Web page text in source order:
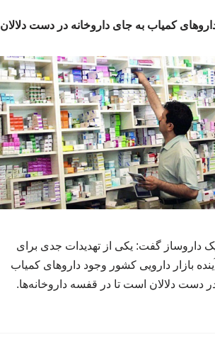
کمیاب به جای داروخانه در دست دلالان
داروساز گفت: یکی از تهدیدات جدی برای
آینده بازار دارویی کشور وجود داروهای کمیاب
دست دلالان است تا در قفسه داروخانه‌ها.